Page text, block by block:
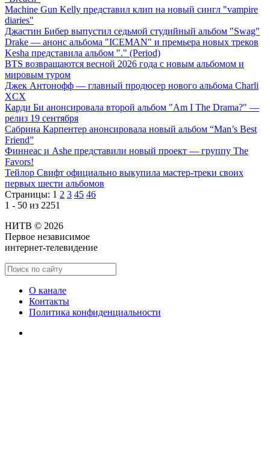
Machine Gun Kelly представил клип на новый сингл "vampire
diaries"
Джастин Бибер выпустил седьмой студийный альбом "Swag"
Drake — анонс альбома "ICEMAN" и премьера новых треков
Kesha представила альбом "." (Period)
BTS возвращаются весной 2026 года с новым альбомом и
мировым туром
Джек Антонофф — главный продюсер нового альбома Charli
XCX
Карди Би анонсировала второй альбом "Am I The Drama?" —
релиз 19 сентября
Сабрина Карпентер анонсировала новый альбом “Man’s Best
Friend”
Финнеас и Ashe представили новый проект — группу The
Favors!
Тейлор Свифт официально выкупила мастер-треки своих
первых шести альбомов
Страницы: 1 2 3 45 46
1 - 50 из 2251
НИТВ © 2026
Первое независимое
интернет-телевидение
О канале
Контакты
Политика конфиденциальности